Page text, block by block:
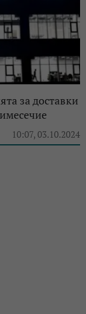
за доставки
10:07, 03.10.2024